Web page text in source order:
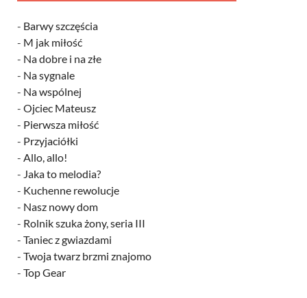
- Barwy szczęścia
- M jak miłość
- Na dobre i na złe
- Na sygnale
- Na wspólnej
- Ojciec Mateusz
- Pierwsza miłość
- Przyjaciółki
- Allo, allo!
- Jaka to melodia?
- Kuchenne rewolucje
- Nasz nowy dom
- Rolnik szuka żony, seria III
- Taniec z gwiazdami
- Twoja twarz brzmi znajomo
- Top Gear